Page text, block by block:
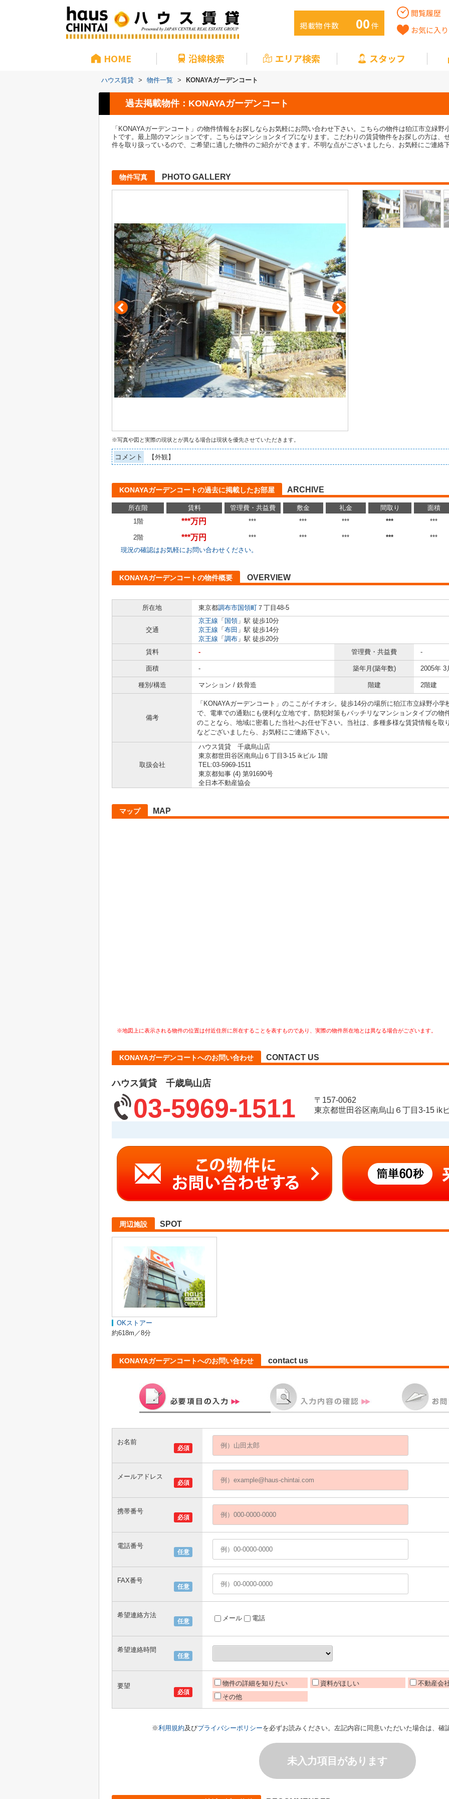
掲載物件数 00件
閲覧履歴
お気に入り
HOME 沿線検索 エリア検索 スタッフ
ハウス賃貸 > 物件一覧 > KONAYAガーデンコート
過去掲載物件：KONAYAガーデンコート
「KONAYAガーデンコート」の物件情報をお探しならお気軽にお問い合わせ下さい。こちらの物件は狛江市立緑
トです。最上階のマンションです。こちらはマンションタイプになります。こだわりの賃貸物件をお探しの方は、
件を取り扱っているので、ご希望に適した物件のご紹介ができます。不明な点がございましたら、お気軽にご連絡
物件写真 PHOTO GALLERY
※写真や図と実際の現状とが異なる場合は現状を優先させていただきます。
コメント 【外観】
KONAYAガーデンコートの過去に掲載したお部屋 ARCHIVE
所在階 賃料 管理費・共益費 敷金 礼金 間取り
面積
1階
***万円 *** *** *** *** ***
2階 ***万円 *** *** *** ***
***
現況の確認はお気軽にお問い合わせください。
KONAYAガーデンコートの物件概要 OVERVIEW
所在地 東京都調布市国領町 ７丁目48-5
交通
京王線 「 国領 」駅 徒歩10分
京王線 「 布田 」駅 徒歩14分
京王線 「 調布 」駅 徒歩20分
賃料
- 管理費・共益費 -
面積 - 築年月(築年数) 2005年 3
種別/構造 マンション / 鉄骨造 階建 2階建
備考
「KONAYAガーデンコート」のここがイチオシ。徒歩14分の場所に狛江市立緑野小
で、電車での通勤にも便利な立地です。防犯対策もバッチリなマンションタイプの物
のことなら、地域に密着した当社へお任せ下さい。当社は、多種多様な賃貸情報を取
などございましたら、お気軽にご連絡下さい。
取扱会社
ハウス賃貸 千歳烏山店
東京都世田谷区南烏山６丁目3-15 ikビル 1階
TEL:03-5969-1511
東京都知事 (4) 第91690号
全日本不動産協会
マップ MAP
※地図上に表示される物件の位置は付近住所に所在することを表すものであり、実際の物件所在地とは異なる場合がございます。
KONAYAガーデンコートへのお問い合わせ CONTACT US
ハウス賃貸 千歳烏山店
03-5969-1511
〒157-0062
東京都世田谷区南烏山６丁目3-15 ik
周辺施設 SPOT
OKストアー
約618m／8分
KONAYAガーデンコートへのお問い合わせ contact us
必須
お名前
必須
メールアドレス
必須
携帯番号
任意
電話番号
任意
FAX番号
任意
希望連絡方法 メール 電話
任意
希望連絡時間
必須
要望 物件の詳細を知りたい 資料がほしい
不動産会
その他
※利用規約及びプライバシーポリシーを必ずお読みください。左記内容に同意いただいた場合は、確
未入力項目があります